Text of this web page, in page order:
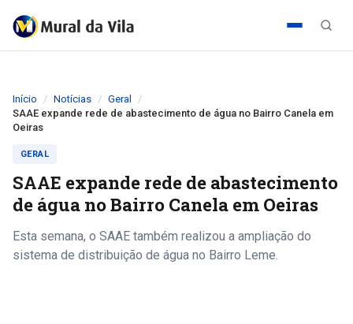
Início Notícias
Geral
SAAE expande rede de abastecimento de água no Bairro Canela em
Oeiras
GERAL
SAAE expande rede de abastecimento
de água no Bairro Canela em Oeiras
Esta semana, o SAAE também realizou a ampliação do
sistema de distribuição de água no Bairro Leme.